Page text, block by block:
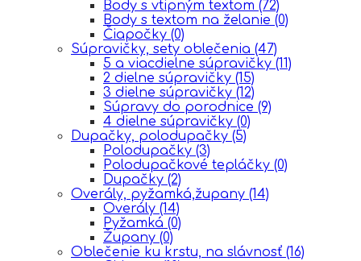
Body s vtipným textom (72)
Body s textom na želanie (0)
Čiapočky (0)
Súpravičky, sety oblečenia (47)
5 a viacdielne súpravičky (11)
2 dielne súpravičky (15)
3 dielne súpravičky (12)
Súpravy do porodnice (9)
4 dielne súpravičky (0)
Dupačky, polodupačky (5)
Polodupačky (3)
Polodupačkové tepláčky (0)
Dupačky (2)
Overály, pyžamká,župany (14)
Overály (14)
Pyžamká (0)
Župany (0)
Oblečenie ku krstu, na slávnosť (16)